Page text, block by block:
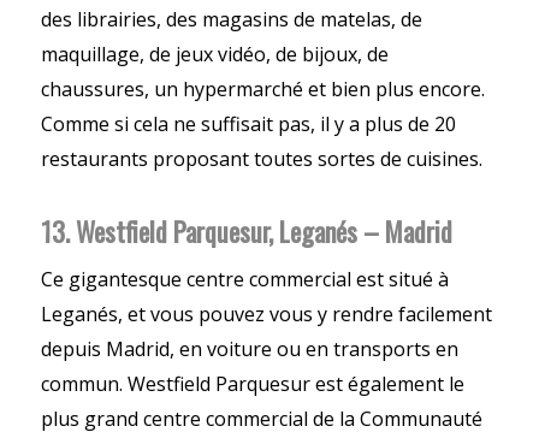
des librairies, des magasins de matelas, de
maquillage, de jeux vidéo, de bijoux, de
chaussures, un hypermarché et bien plus encore.
Comme si cela ne suffisait pas, il y a plus de 20
restaurants proposant toutes sortes de cuisines.
13. Westfield Parquesur, Leganés – Madrid
Ce gigantesque centre commercial est situé à
Leganés, et vous pouvez vous y rendre facilement
depuis Madrid, en voiture ou en transports en
commun. Westfield Parquesur est également le
plus grand centre commercial de la Communauté